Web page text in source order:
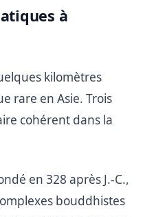
à
kilomètres
rare en Asie. Trois
cohérent dans la
en 328 après J.-C.,
bouddhistes